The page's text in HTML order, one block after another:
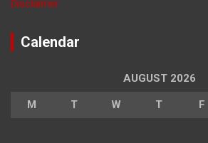
Disclaimer
Calendar
AUGUST 2026
M T W T F